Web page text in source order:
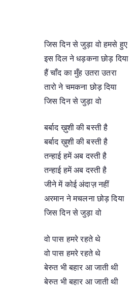
जिस दिन से जुड़ा वो हमसे हुए
इस दिल ने धड़कना छोड़ दिया
हैं चाँद का मुँह उतरा उतरा
तारो ने चमकना छोड़ दिया
जिस दिन से जुड़ा वो
बर्बाद ख़ुशी की बस्ती है
बर्बाद ख़ुशी की बस्ती है
तन्हाई हमें अब दस्ती है
तन्हाई हमें अब दस्ती है
जीने में कोई अंदाज़ नहीं
अरमान ने मचलना छोड़ दिया
जिस दिन से जुड़ा वो
वो पास हमरे रहते थे
वो पास हमरे रहते थे
बेरुत भी बहार आ जाती थी
बेरुत भी बहार आ जाती थी